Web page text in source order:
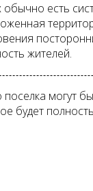
обычно есть
жителей.
могут
будет